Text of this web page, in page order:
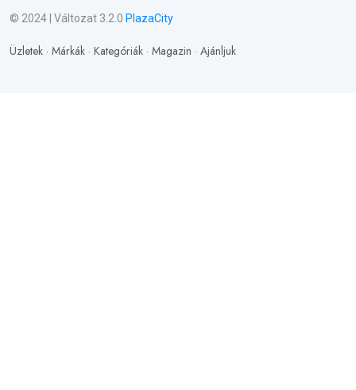
© 2024 | Változat 3.2.0 PlazaCity
Üzletek · Márkák · Kategóriák · Magazin · Ajánljuk